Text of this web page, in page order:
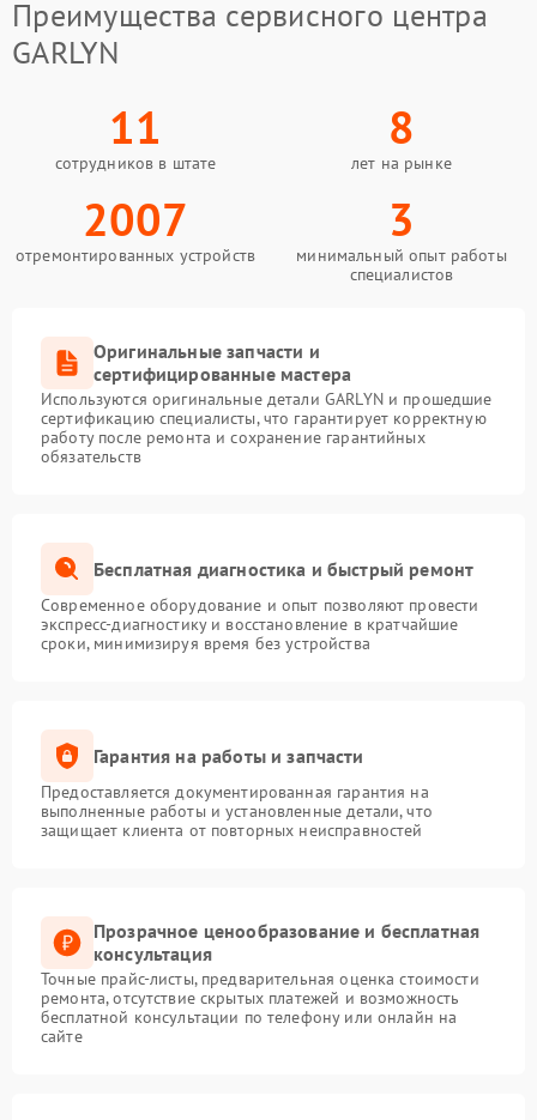
Преимущества сервисного центра
GARLYN
11
сотрудников в штате
8
лет на рынке
2007
отремонтированных устройств
3
минимальный опыт работы
специалистов
Оригинальные запчасти и
сертифицированные мастера
Используются оригинальные детали GARLYN и прошедшие
сертификацию специалисты, что гарантирует корректную
работу после ремонта и сохранение гарантийных
обязательств
Бесплатная диагностика и быстрый ремонт
Современное оборудование и опыт позволяют провести
экспресс-диагностику и восстановление в кратчайшие
сроки, минимизируя время без устройства
Гарантия на работы и запчасти
Предоставляется документированная гарантия на
выполненные работы и установленные детали, что
защищает клиента от повторных неисправностей
Прозрачное ценообразование и бесплатная
консультация
Точные прайс-листы, предварительная оценка стоимости
ремонта, отсутствие скрытых платежей и возможность
бесплатной консультации по телефону или онлайн на
сайте